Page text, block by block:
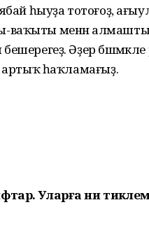
һыуҙа тотоғоҙ,
менән
Әҙер
артыҡ һаҡламағыҙ.
Уларға ни